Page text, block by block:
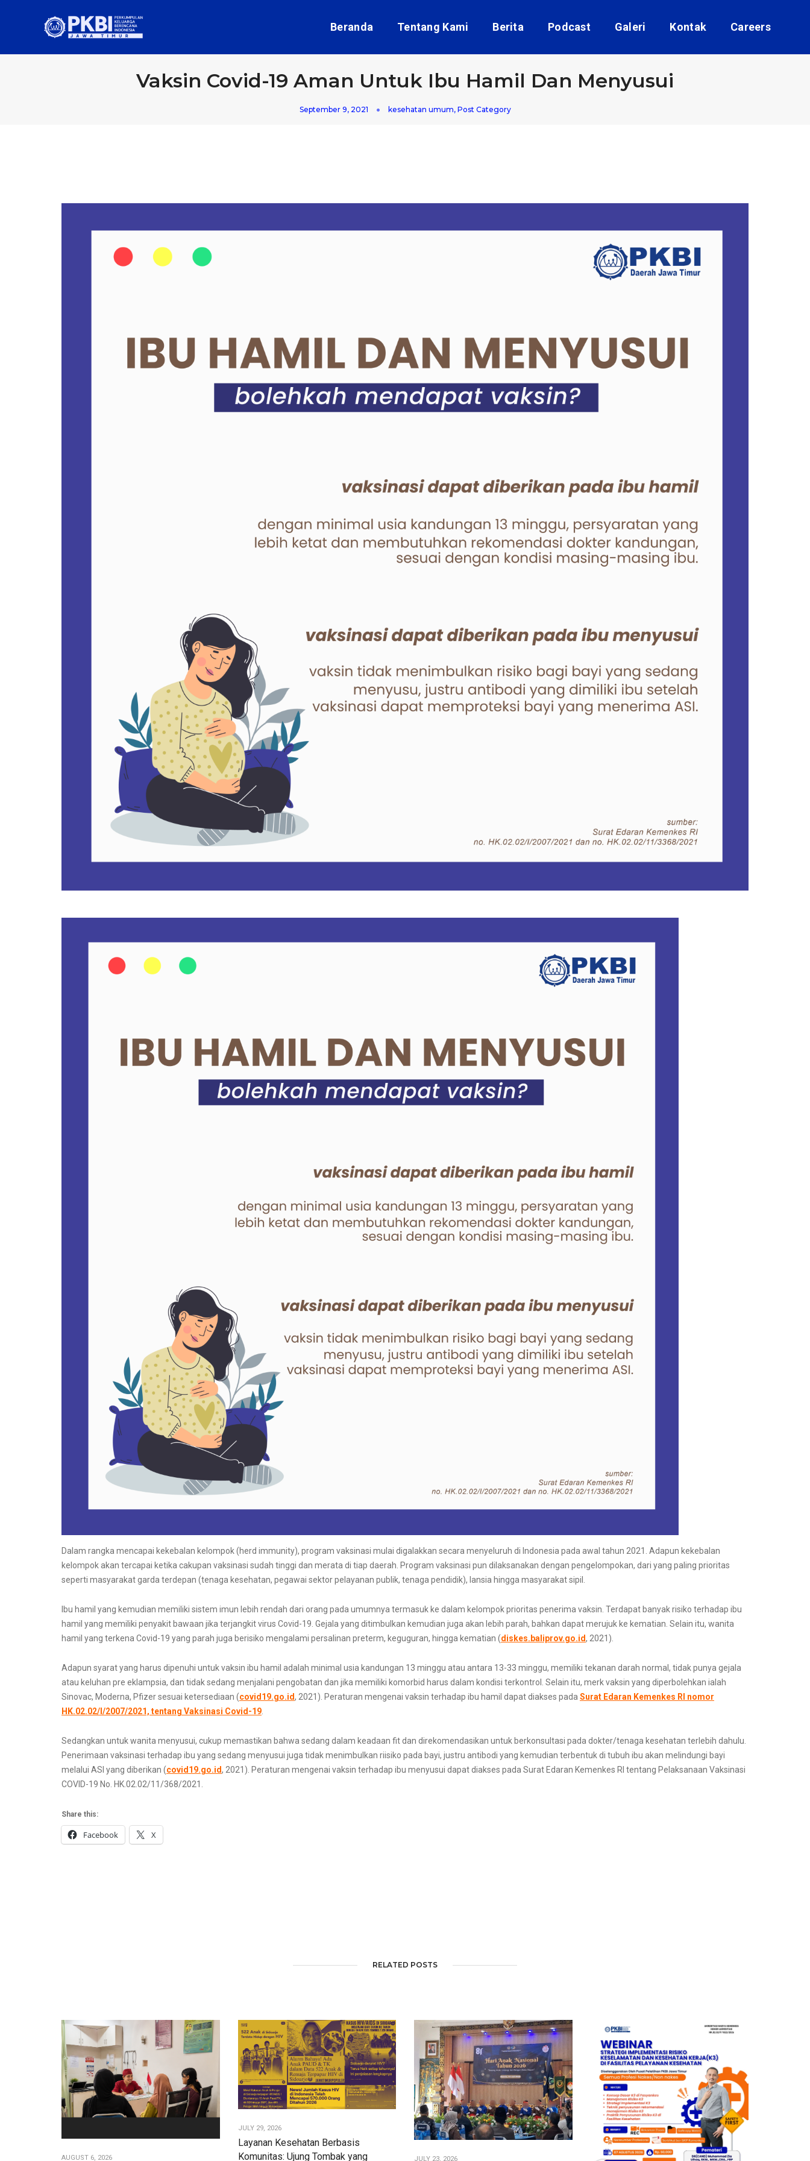
Beranda Tentang Kami Berita Podcast Galeri Kontak Careers
Vaksin Covid-19 Aman Untuk Ibu Hamil Dan Menyusui
September 9, 2021 kesehatan umum, Post Category
Dalam rangka mencapai kekebalan kelompok (herd immunity), program vaksinasi mulai digalakkan secara menyeluruh di Indonesia pada awal tahun 2021. Adapun kekebalan
kelompok akan tercapai ketika cakupan vaksinasi sudah tinggi dan merata di tiap daerah. Program vaksinasi pun dilaksanakan dengan pengelompokan, dari yang paling prioritas
seperti masyarakat garda terdepan (tenaga kesehatan, pegawai sektor pelayanan publik, tenaga pendidik), lansia hingga masyarakat sipil.
Ibu hamil yang kemudian memiliki sistem imun lebih rendah dari orang pada umumnya termasuk ke dalam kelompok prioritas penerima vaksin. Terdapat banyak risiko terhadap ibu
hamil yang memiliki penyakit bawaan jika terjangkit virus Covid-19. Gejala yang ditimbulkan kemudian juga akan lebih parah, bahkan dapat merujuk ke kematian. Selain itu, wanita
hamil yang terkena Covid-19 yang parah juga berisiko mengalami persalinan preterm, keguguran, hingga kematian (diskes.baliprov.go.id, 2021).
Adapun syarat yang harus dipenuhi untuk vaksin ibu hamil adalah minimal usia kandungan 13 minggu atau antara 13-33 minggu, memiliki tekanan darah normal, tidak punya gejala
atau keluhan pre eklampsia, dan tidak sedang menjalani pengobatan dan jika memiliki komorbid harus dalam kondisi terkontrol. Selain itu, merk vaksin yang diperbolehkan ialah
Sinovac, Moderna, Pfizer sesuai ketersediaan (covid19.go.id, 2021). Peraturan mengenai vaksin terhadap ibu hamil dapat diakses pada Surat Edaran Kemenkes RI nomor
HK.02.02/I/2007/2021, tentang Vaksinasi Covid-19
Sedangkan untuk wanita menyusui, cukup memastikan bahwa sedang dalam keadaan fit dan direkomendasikan untuk berkonsultasi pada dokter/tenaga kesehatan terlebih dahulu.
Penerimaan vaksinasi terhadap ibu yang sedang menyusui juga tidak menimbulkan riisiko pada bayi, justru antibodi yang kemudian terbentuk di tubuh ibu akan melindungi bayi
melalui ASI yang diberikan (covid19.go.id, 2021). Peraturan mengenai vaksin terhadap ibu menyusui dapat diakses pada Surat Edaran Kemenkes RI tentang Pelaksanaan Vaksinasi
COVID-19 No. HK.02.02/11/368/2021.
Share this:
Facebook X
RELATED POSTS
AUGUST 6, 2026
JULY 29, 2026
Layanan Kesehatan Berbasis
Komunitas: Ujung Tombak yang
JULY 23, 2026